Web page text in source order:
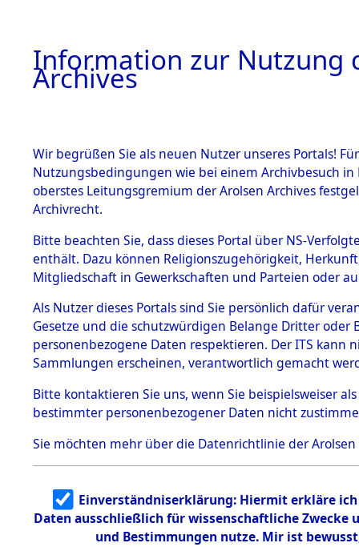
BESTÄNDE
1.
mente
5. Verschiedenes
5.3
Todesmärsche
5.3.1 Alliierte
Erhebungen
zu
Todesmärsch
en
5.3.2
Identifizierun
g
5.3.3
Todesmärsch
0002
Information zur Nutzung
Archives
Wir begrüßen Sie als neuen Nutzer unseres Portals!
Nutzungsbedingungen wie bei einem Archivbesuch
oberstes Leitungsgremium der Arolsen Archives
Archivrecht.
Bitte beachten Sie, dass dieses Portal über NS-
enthält. Dazu können Religionszugehörigkeit,
Mitgliedschaft in Gewerkschaften und Parteien oder
Als Nutzer dieses Portals sind Sie persönlich dafür
Gesetze und die schutzwürdigen Belange Dritter
personenbezogene Daten respektieren. Der ITS
Sammlungen erscheinen, verantwortlich gemacht
Bitte kontaktieren Sie uns, wenn Sie beispielsweiser
bestimmter personenbezogener Daten nicht
Sie möchten mehr über die Datenrichtlinie der Arolsen
Einverständniserklärung: Hiermit erkläre
Daten ausschließlich für wissenschaftliche
und Bestimmungen nutze. Mir ist